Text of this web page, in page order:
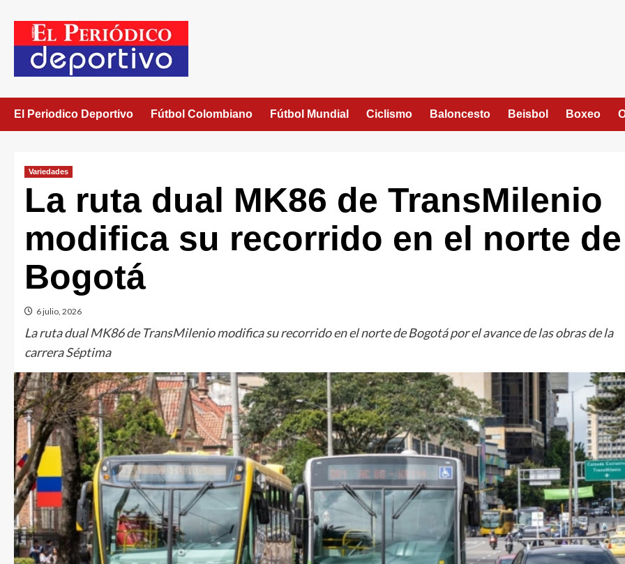
El Periodico Deportivo Fútbol Colombiano Fútbol Mundial Ciclismo Baloncesto Beisbol Boxeo
Variedades
La ruta dual MK86 de TransMilenio
modifica su recorrido en el norte de
Bogotá
6 julio, 2026
La ruta dual MK86 de TransMilenio modifica su recorrido en el norte de Bogotá por el avance de las obras de la
carrera Séptima